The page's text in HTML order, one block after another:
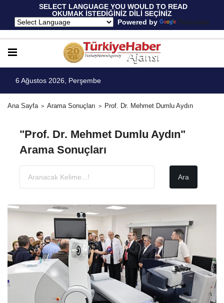
SELECT LANGUAGE YOU WOULD TO READ
OKUMAK İSTEDİĞİNİZ DİLİ SEÇİNİZ
Powered by
Translate
6 Ağustos 2026, Perşembe
Ana Sayfa Arama Sonuçları Prof. Dr. Mehmet Dumlu Aydın
"Prof. Dr. Mehmet Dumlu Aydın"
Arama Sonuçları